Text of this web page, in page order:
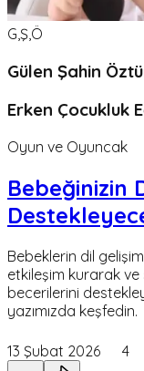
G,Ş,Ö
Gülen Şahin
Erken Çocukluk
Oyun ve Oyuncak
Bebeğinizin
Bebeklerin dil
etkileşim kurarak ve
becerilerini
yazımızda keşfedin.
13 Şubat 2026 4